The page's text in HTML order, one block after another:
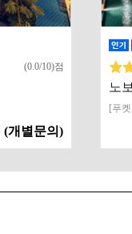
(0.0/10)점
(개별문의)
노
[푸